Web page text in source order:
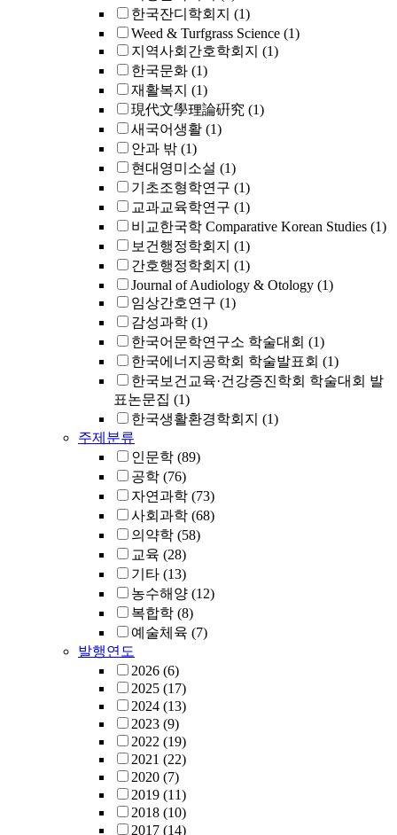
한국잔디학회지 (1)
Weed & Turfgrass Science (1)
지역사회간호학회지 (1)
한국문화 (1)
재활복지 (1)
現代文學理論硏究 (1)
새국어생활 (1)
안과 밖 (1)
현대영미소설 (1)
기초조형학연구 (1)
교과교육학연구 (1)
비교한국학 Comparative Korean Studies (1)
보건행정학회지 (1)
간호행정학회지 (1)
Journal of Audiology & Otology (1)
임상간호연구 (1)
감성과학 (1)
한국어문학연구소 학술대회 (1)
한국에너지공학회 학술발표회 (1)
한국보건교육·건강증진학회 학술대회 발
표논문집 (1)
한국생활환경학회지 (1)
주제분류
인문학 (89)
공학 (76)
자연과학 (73)
사회과학 (68)
의약학 (58)
교육 (28)
기타 (13)
농수해양 (12)
복합학 (8)
예술체육 (7)
발행연도
2026 (6)
2025 (17)
2024 (13)
2023 (9)
2022 (19)
2021 (22)
2020 (7)
2019 (11)
2018 (10)
2017 (14)